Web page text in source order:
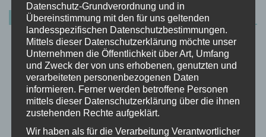
NEUE PRODUKTE
Datenschutz-Grundverordnung und in
Übereinstimmung mit den für uns geltenden
landesspezifischen Datenschutzbestimmungen.
Mittels dieser Datenschutzerklärung möchte unser
Unternehmen die Öffentlichkeit über Art, Umfang
und Zweck der von uns erhobenen, genutzten und
verarbeiteten personenbezogenen Daten
informieren. Ferner werden betroffene Personen
mittels dieser Datenschutzerklärung über die ihnen
zustehenden Rechte aufgeklärt.
Wir haben als für die Verarbeitung Verantwortlicher